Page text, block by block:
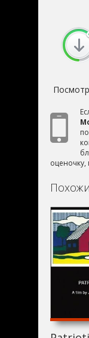
оценочку,